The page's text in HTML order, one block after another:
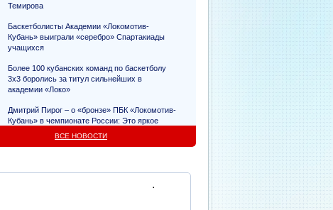
Темирова
Баскетболисты Академии «Локомотив-
Кубань» выиграли «серебро» Спартакиады
учащихся
Более 100 кубанских команд по баскетболу
3х3 боролись за титул сильнейших в
академии «Локо»
Дмитрий Пирог – о «бронзе» ПБК «Локомотив-
Кубань» в чемпионате России: Это яркое
ВСЕ НОВОСТИ